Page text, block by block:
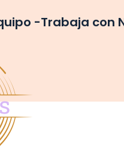
-Trabaja con